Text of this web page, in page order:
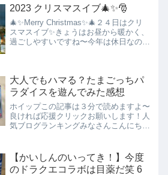
すね🌸春が来てますね。てか、もう4
月。早いですね( ▔•з•...
2023 クリスマスイブ🎄✨🎅
🎄✨Merry Christmas✨🎄２４日はクリ
スマスイブ✨きょうはお昼から暖かく、
過ごしやすいですね〜今年は休日なので
と敬意を感...
大人でもハマる？たまごっちパ
ラダイスを遊んでみた感想
ホイップこの記事は３分で読めますよ〜
良ければ応援クリックお願いします！人
気ブログランキングみなさんこんにちは
もお疲れ様です！さて年末休みが終わっ
てからの３連休♪毎年この...
【かいしんのいってき！】今度
のドラクエコラボは目薬だ笑 6